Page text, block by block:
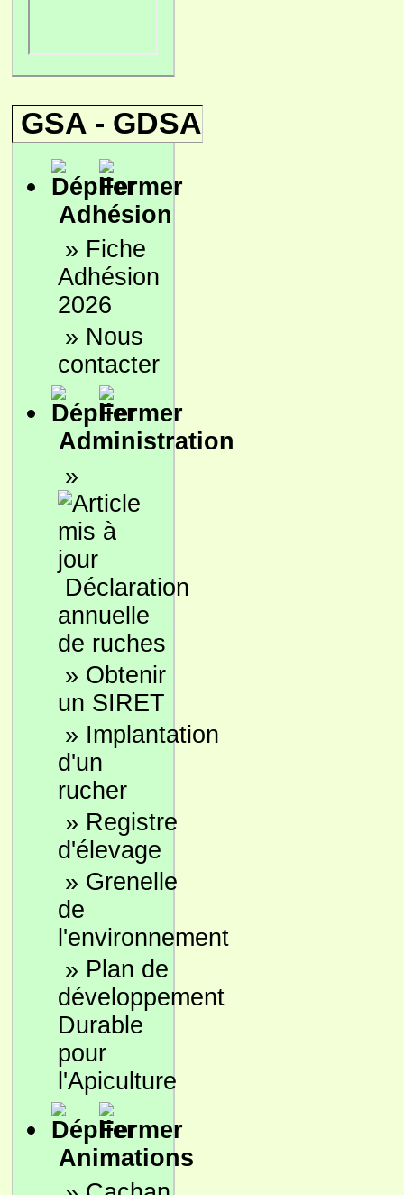
GSA - GDSA
Adhésion
» Fiche
Adhésion
2026
» Nous
contacter
Administration
»
Déclaration
annuelle
de ruches
» Obtenir
un SIRET
» Implantation
d'un
rucher
» Registre
d'élevage
» Grenelle
de
l'environnement
» Plan de
développement
Durable
pour
l'Apiculture
Animations